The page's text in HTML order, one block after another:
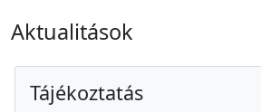
Aktualitások
Tájékoztatás